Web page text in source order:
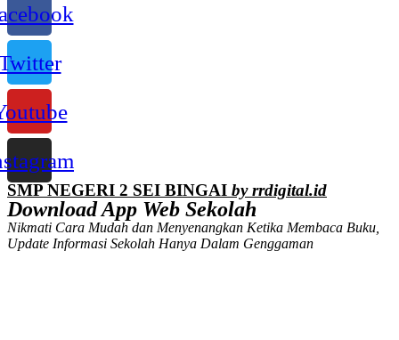
SMP NEGERI 2 SEI BINGAI by rrdigital.id
Download App Web Sekolah
Nikmati Cara Mudah dan Menyenangkan Ketika Membaca Buku,
Update Informasi Sekolah Hanya Dalam Genggaman